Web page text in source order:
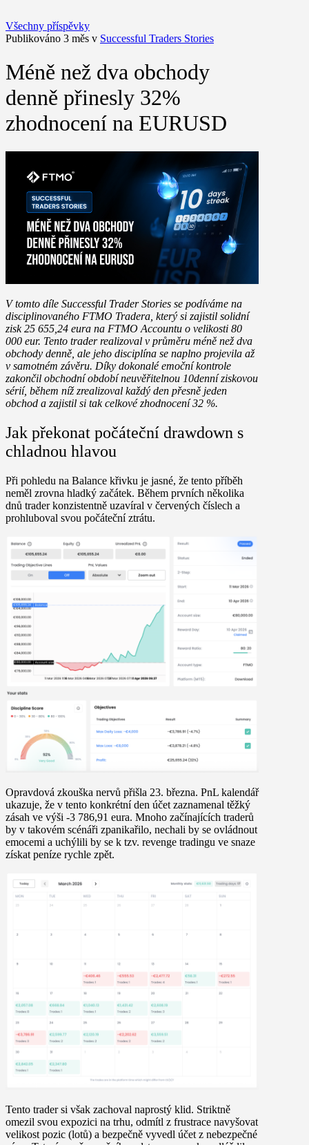
Všechny příspěvky
Publikováno 3 měs v Successful Traders Stories
Méně než dva obchody
denně přinesly 32%
zhodnocení na EURUSD
V tomto díle Successful Trader Stories se podíváme na
disciplinovaného FTMO Tradera, který si zajistil solidní
zisk 25 655,24 eura na FTMO Accountu o velikosti 80
000 eur. Tento trader realizoval v průměru méně než dva
obchody denně, ale jeho disciplína se naplno projevila až
v samotném závěru. Díky dokonalé emoční kontrole
zakončil obchodní obdobíneuvěřitelnou 10denní ziskovou
sérií, během níž zrealizoval každý den přesně jeden
obchod a zajistil si tak celkové zhodnocení 32 %.
Jak překonat počáteční drawdown s
chladnou hlavou
Při pohledu na Balance křivku je jasné, že tento příběh
neměl zrovna hladký začátek. Během prvních několika
dnů trader konzistentně uzavíral v červených číslech a
prohluboval svou počáteční ztrátu.
Opravdová zkouška nervů přišla 23. března. PnL kalendář
ukazuje, že v tento konkrétní den účet zaznamenal těžký
zásah ve výši -3 786,91 eura. Mnoho začínajících traderů
by v takovém scénáři zpanikařilo, nechali by se ovládnout
emocemi a uchýlili by se k tzv. revenge tradingu ve snaze
získat peníze rychle zpět.
Tento trader si však zachoval naprostý klid. Striktně
omezil svou expozici na trhu, odmítl z frustrace navyšovat
velikost pozic (lotů) a bezpečně vyvedl účet z nebezpečné